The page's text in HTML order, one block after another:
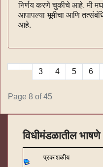
निर्णय करणे चुकीचे आहे. मी
आपापल्या भूमीचा आणि
आहे.
3 4 5 6
Page 8 of 45
विधीमंडळातील भाषणे
प्रकाशकीय